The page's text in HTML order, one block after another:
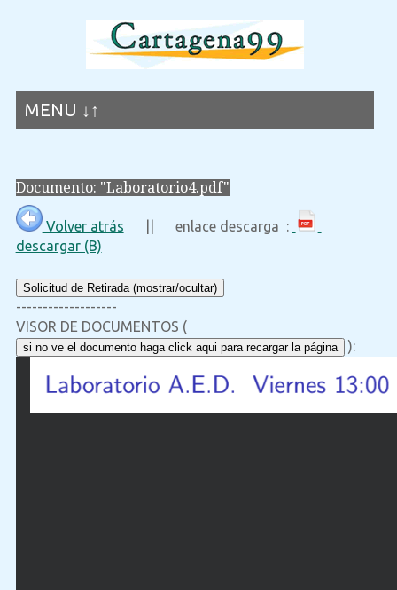
MENU ↓↑
Documento: "Laboratorio4.pdf"
Volver atrás || enlace descarga :
descargar (B)
Solicitud de Retirada (mostrar/ocultar)
-------------------
VISOR DE DOCUMENTOS (
si no ve el documento haga click aqui para recargar la página ):